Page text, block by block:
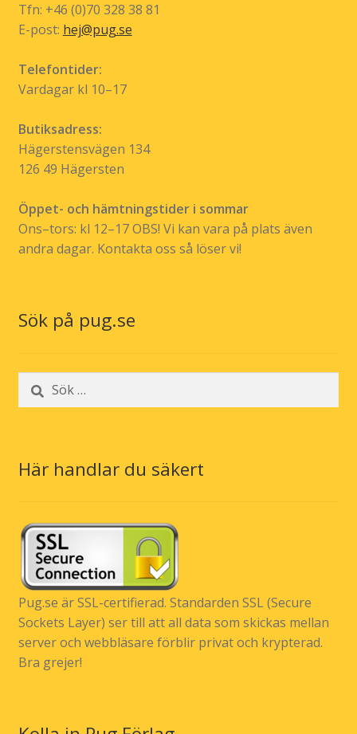
Tfn: +46 (0)70 328 38 81
E-post: hej@pug.se
Telefontider:
Vardagar kl 10–17
Butiksadress:
Hägerstensvägen 134
126 49 Hägersten
Öppet- och hämtningstider i sommar
Ons–tors: kl 12–17 OBS! Vi kan vara på plats även
andra dagar. Kontakta oss så löser vi!
Sök på pug.se
Sök
efter:
Här handlar du säkert
Pug.se är SSL-certifierad. Standarden SSL (Secure
Sockets Layer) ser till att all data som skickas mellan
server och webbläsare förblir privat och krypterad.
Bra grejer!